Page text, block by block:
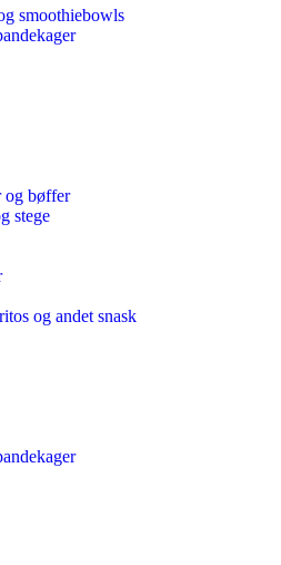
smoothiebowls
og bøffer
stege
og andet snask